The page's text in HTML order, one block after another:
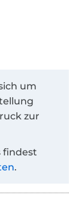
um
zur
findest
.